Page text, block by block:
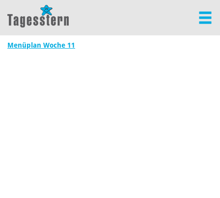
Menüplan Woche 11